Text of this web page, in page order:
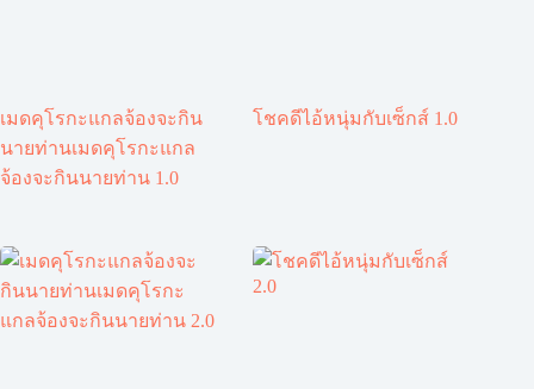
เมดคุโรกะแกลจ้องจะกิน
นายท่านเมดคุโรกะแกล
จ้องจะกินนายท่าน 1.0
โชคดีไอ้หนุ่มกับเซ็กส์ 1.0